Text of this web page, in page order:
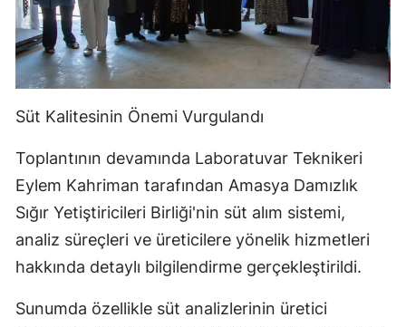
Süt Kalitesinin Önemi Vurgulandı
Toplantının devamında Laboratuvar Teknikeri
Eylem Kahriman tarafından Amasya Damızlık
Sığır Yetiştiricileri Birliği'nin süt alım sistemi,
analiz süreçleri ve üreticilere yönelik hizmetleri
hakkında detaylı bilgilendirme gerçekleştirildi.
Sunumda özellikle süt analizlerinin üretici